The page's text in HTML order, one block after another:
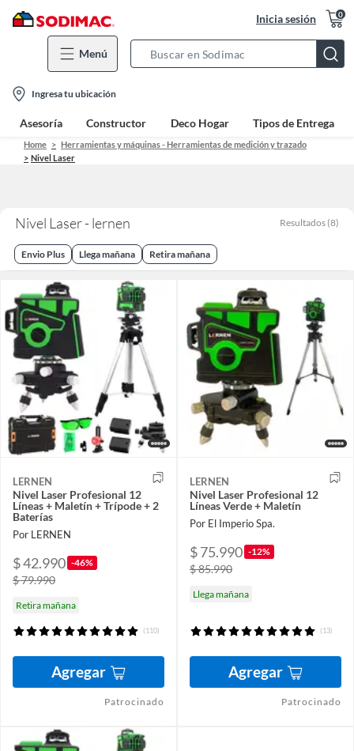
Inicia sesión 0
Menú
Bar
location-
icon
Ingresa tu ubicación
Asesoría Constructor Deco Hogar Tipos de Entrega
Home
Herramientas y máquinas - Herramientas de medición y trazado
Nivel Laser
Nivel Laser - lernen Resultados (8)
Envio Plus Llega mañana Retira mañana
LERNEN
Nivel Laser Profesional 12
Líneas + Maletín + Trípode + 2
Baterías
Por LERNEN
$ 42.990 -46%
$ 79.990
Retira mañana
(110)
Agregar
Patrocinado
LERNEN
Nivel Laser Profesional 12
Líneas Verde + Maletín
Por El Imperio Spa.
$ 75.990 -12%
$ 85.990
Llega mañana
(13)
Agregar
Patrocinado